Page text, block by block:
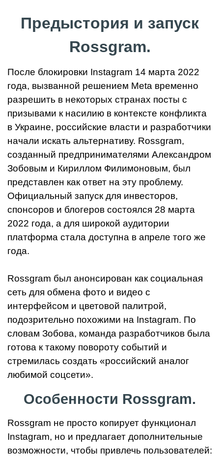
Предыстория и запуск
Rossgram.
После блокировки Instagram 14 марта 2022
года, вызванной решением Meta временно
разрешить в некоторых странах посты с
призывами к насилию в контексте конфликта
в Украине, российские власти и разработчики
начали искать альтернативу. Rossgram,
созданный предпринимателями Александром
Зобовым и Кириллом Филимоновым, был
представлен как ответ на эту проблему.
Официальный запуск для инвесторов,
спонсоров и блогеров состоялся 28 марта
2022 года, а для широкой аудитории
платформа стала доступна в апреле того же
года.
Rossgram был анонсирован как социальная
сеть для обмена фото и видео с
интерфейсом и цветовой палитрой,
подозрительно похожими на Instagram. По
словам Зобова, команда разработчиков была
готова к такому повороту событий и
стремилась создать «российский аналог
любимой соцсети».
Особенности Rossgram.
Rossgram не просто копирует функционал
Instagram, но и предлагает дополнительные
возможности, чтобы привлечь пользователей: